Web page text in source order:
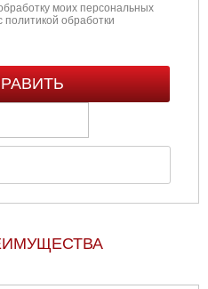
моих персональных
политикой обработки